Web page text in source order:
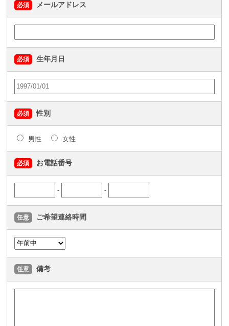
必須 メールアドレス
必須 生年月日
必須 性別
男性 女性
必須 お電話番号
- -
任意 ご希望連絡時間
任意 備考